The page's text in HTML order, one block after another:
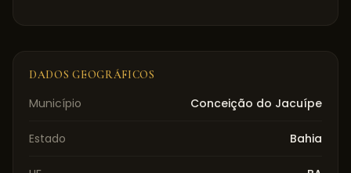
DADOS GEOGRÁFICOS
Município Conceição do Jacuípe
Estado Bahia